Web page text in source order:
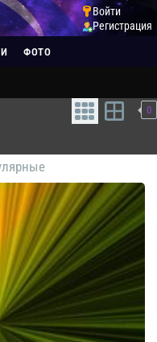
Войти
Регистрация
ФОТО
0